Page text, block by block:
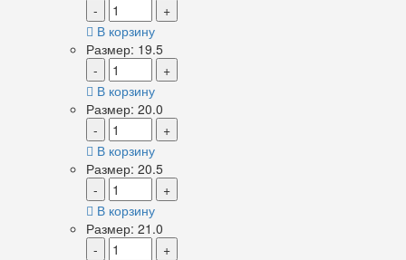
-
+
В корзину
Размер: 19.5
-
+
В корзину
Размер: 20.0
-
+
В корзину
Размер: 20.5
-
+
В корзину
Размер: 21.0
-
+